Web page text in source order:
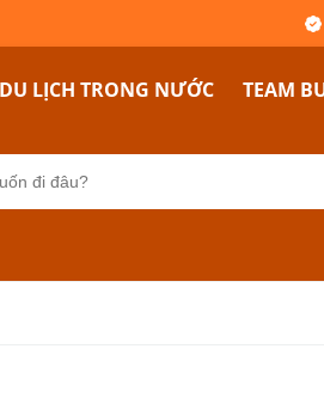
DU LỊCH TRONG NƯỚC TEAM